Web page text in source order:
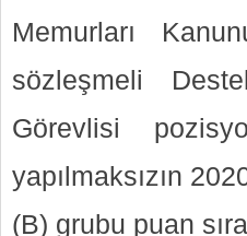
Memurları
sözleşmeli
Görevlisi
yapılmaksızın
(B) grubu puan